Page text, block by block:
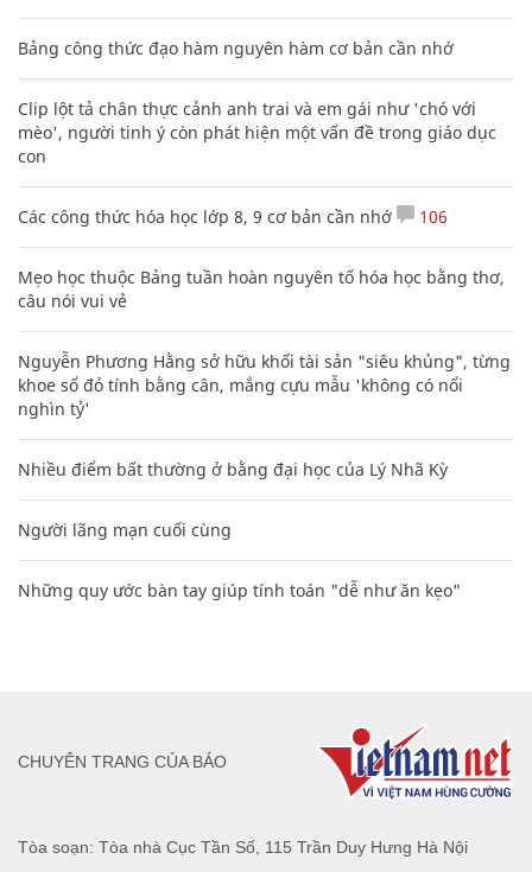
Bảng công thức đạo hàm nguyên hàm cơ bản cần nhớ
Clip lột tả chân thực cảnh anh trai và em gái như 'chó với
mèo', người tinh ý còn phát hiện một vấn đề trong giáo dục
con
Các công thức hóa học lớp 8, 9 cơ bản cần nhớ 106
Mẹo học thuộc Bảng tuần hoàn nguyên tố hóa học bằng thơ,
câu nói vui vẻ
Nguyễn Phương Hằng sở hữu khối tài sản "siêu khủng", từng
khoe sổ đỏ tính bằng cân, mắng cựu mẫu 'không có nổi
nghìn tỷ'
Nhiều điểm bất thường ở bằng đại học của Lý Nhã Kỳ
Người lãng mạn cuối cùng
Những quy ước bàn tay giúp tính toán "dễ như ăn kẹo"
Tòa soạn: Tòa nhà Cục Tần Số, 115 Trần Duy Hưng Hà Nội
CHUYÊN TRANG CỦA BÁO